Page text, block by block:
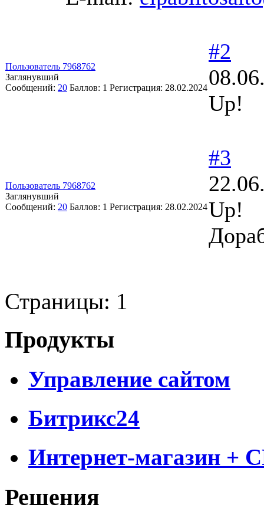
Пользователь 7968762
Заглянувший
Сообщений: 20 Баллов: 1 Регистрация: 28.02.2024
#2
Up!
Пользователь 7968762
Заглянувший
Сообщений: 20 Баллов: 1 Регистрация: 28.02.2024
#3
Up!
Страницы: 1
Продукты
Управление сайтом
Битрикс24
Интернет-магазин +
Решения